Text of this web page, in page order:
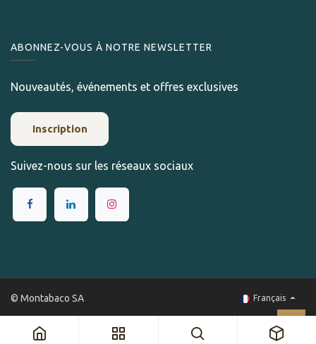
ABONNEZ-VOUS À NOTRE NEWSLETTER
Nouveautés, événements et offres exclusives
Inscription
Suivez-nous sur les réseaux sociaux
© Montabaco SA Français